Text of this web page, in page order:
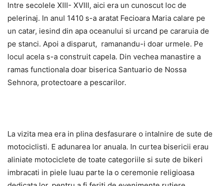
Intre secolele XIII- XVIII, aici era un cunoscut loc de
pelerinaj. In anul 1410 s-a aratat Fecioara Maria calare pe
un catar, iesind din apa oceanului si urcand pe cararuia de
pe stanci. Apoi a disparut, ramanandu-i doar urmele. Pe
locul acela s-a construit capela. Din vechea manastire a
ramas functionala doar biserica Santuario de Nossa
Sehnora, protectoare a pescarilor.
La vizita mea era in plina desfasurare o intalnire de sute de
motociclisti. E adunarea lor anuala. In curtea bisericii erau
aliniate motociclete de toate categoriile si sute de bikeri
imbracati in piele luau parte la o ceremonie religioasa